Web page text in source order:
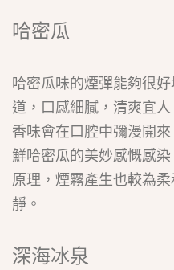
哈密瓜
哈密瓜味的煙彈能夠很
道，口感細膩，清爽宜
香味會在口腔中彌漫開
鮮哈密瓜的美妙感慨感
原理，煙霧產生也較為
靜。
深海冰泉